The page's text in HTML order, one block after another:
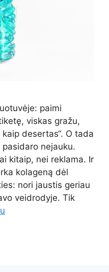
paimi
viskas gražu,
desertas“. O tada
nejauku.
kitaip, nei reklama. Ir
kolageną dėl
nori jaustis geriau
veidrodyje. Tik